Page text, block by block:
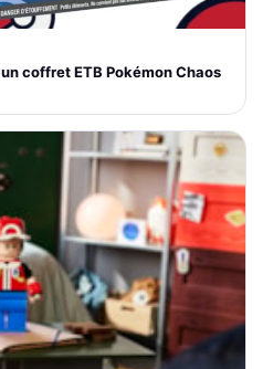
coffret ETB Pokémon Chaos